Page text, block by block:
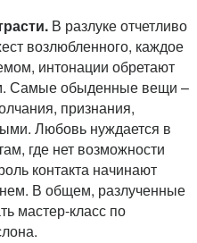
В разлуке отчетливо
возлюбленного, каждое
интонации обретают
Самые обыденные вещи –
признания,
Любовь нуждается в
где нет возможности
контакта начинают
В общем, разлученные
мастер-класс по